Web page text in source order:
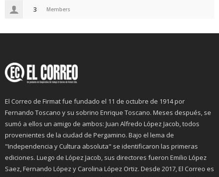
3 Members
El Correo de Firmat fue fundado el 11 de octubre de 1914 por
Fernando Toscano y su sobrino Enrique Toscano. Meses después, se
sumó a ellos un amigo de ambos: Juan Alfredo López Jacob, todos
provenientes de la ciudad de Pergamino. Bajo el lema de
"Independencia y Cultura absoluta" se identificaron las primeras
ediciones. Luego de López Jacob, sus directores fueron Emilio López
Saez, Fernando López y Carolina López Ortiz. Desde 2017, El Correo es